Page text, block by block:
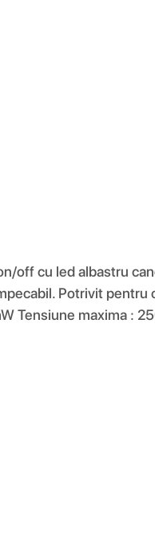
off cu led albastru
Potrivit
Tensiune maxima :